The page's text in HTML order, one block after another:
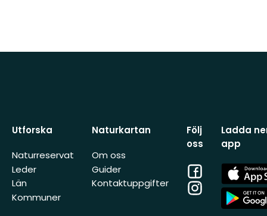
Utforska
Naturreservat
Leder
Län
Kommuner
Naturkartan
Om oss
Guider
Kontaktuppgifter
Följ
oss
Facebook
Instagram
Ladda
app
App
Store
App
Store